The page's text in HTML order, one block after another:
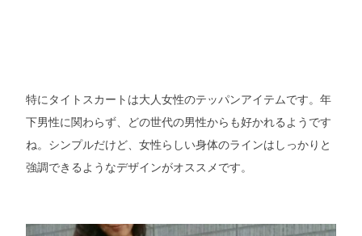
特にタイトスカートは大人女性のテッパンアイテムです。年
下男性に関わらず、どの世代の男性からも好かれるようです
ね。シンプルだけど、女性らしい身体のラインはしっかりと
強調できるようなデザインがオススメです。